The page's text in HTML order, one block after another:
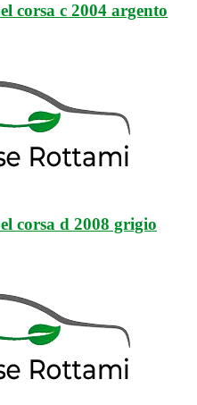
corsa c 2004 argento
corsa d 2008 grigio